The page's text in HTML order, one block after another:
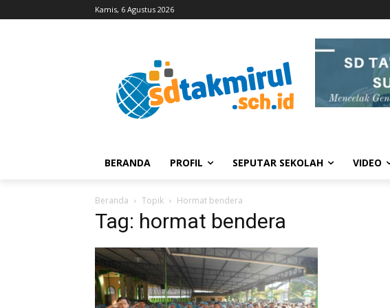
Kamis, 6 Agustus 2026
BERANDA PROFIL SEPUTAR SEKOLAH VIDEO
Beranda Topik Hormat bendera
Tag: hormat bendera